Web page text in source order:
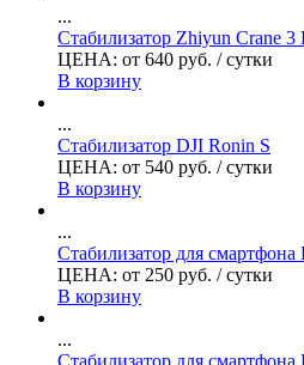
...
Стабилизатор Zhiyun Crane
ЦЕНА: от 640 руб. / сутки
В корзину
...
Стабилизатор DJI Ronin S
ЦЕНА: от 540 руб. / сутки
В корзину
...
Стабилизатор для
ЦЕНА: от 250 руб. / сутки
В корзину
...